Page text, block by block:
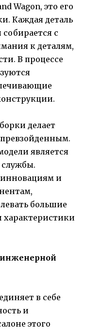
Wagon, это его
Каждая деталь
с
к деталям,
В процессе
делает
является
службы.
инновациям и
большие
характеристики
в себе
и
этого